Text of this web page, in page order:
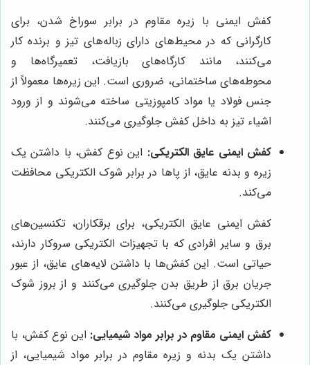
کفش ایمنی با زیره مقاوم در برابر سوراخ شدن، برای
کارگرانی که در محیط‌های دارای زباله‌های تیز و برنده کار
می‌کنند، مانند کارگاه‌های بازیافت، تعمیرگاه‌ها و
محوطه‌های ساختمانی، ضروری است. این زیره‌ها معمولاً از
جنس فولاد یا مواد کامپوزیتی ساخته می‌شوند و از ورود
اشیاء تیز به داخل کفش جلوگیری می‌کنند.
کفش ایمنی عایق الکتریکی: این نوع کفش، با داشتن یک
زیره و بدنه عایق، از پاها در برابر شوک الکتریکی محافظت
می‌کند.
کفش ایمنی عایق الکتریکی، برای برقکاران، تکنسین‌های
برق و سایر افرادی که با تجهیزات الکتریکی سروکار دارند،
حیاتی است. این کفش‌ها با داشتن لایه‌های عایق، از عبور
جریان برق از طریق بدن جلوگیری می‌کنند و از بروز شوک
الکتریکی جلوگیری می‌کنند.
کفش ایمنی مقاوم در برابر مواد شیمیایی: این نوع کفش، با
داشتن یک بدنه و زیره مقاوم در برابر مواد شیمیایی، از